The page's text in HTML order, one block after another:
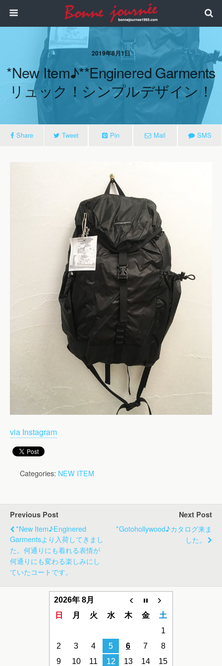
2019年8月1日
*new Item♪**enginered Garments
リュック！シンプルデザイン！
Share Tweet Pin Mail SMS
via Instagram
Categories: NEW ITEM
Previous Post
*new Item♪enginered
Garmentsより入荷してきまし
た。何通りにも着れる表情が
何通りにも変わる楽しみにし
ていたコートです。
Next Post
*gotohollywood♪カタログ来ま
した。
2026年 8月
日
月 火 水 木 金
土
1
2
3 4 5 6 7
8
9
10 11 12 13 14 15